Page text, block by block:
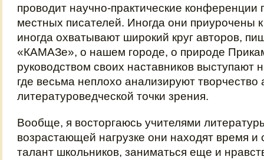
проводит научно-практические конференции
местных писателей. Иногда они приурочены
иногда охватывают широкий круг авторов,
«КАМАЗе», о нашем городе, о природе
руководством своих наставников выступают
где весьма неплохо анализируют творчество
литературоведческой точки зрения.
Вообще, я восторгаюсь учителями
возрастающей нагрузке они находят время и
талант школьников, заниматься еще и